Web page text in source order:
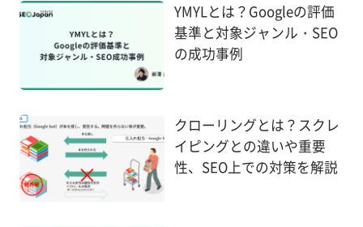
YMYLとは？Googleの評価
基準と対象ジャンル・SEO
の成功事例
クローリングとは？スクレ
イピングとの違いや重要
性、SEO上での対策を解説